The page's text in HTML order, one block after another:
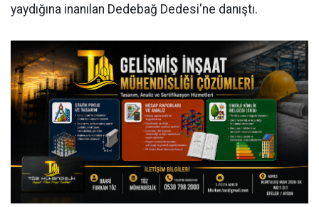
yaydığına inanılan Dedebağ Dedesi'ne danıştı.